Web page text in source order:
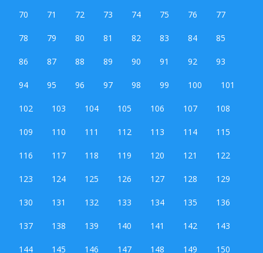
70 71 72 73 74 75 76 77
78 79 80 81 82 83 84 85
86 87 88 89 90 91 92 93
94 95 96 97 98 99 100 101
102 103 104 105 106 107 108
109 110 111 112 113 114 115
116 117 118 119 120 121 122
123 124 125 126 127 128 129
130 131 132 133 134 135 136
137 138 139 140 141 142 143
144 145 146 147 148 149 150